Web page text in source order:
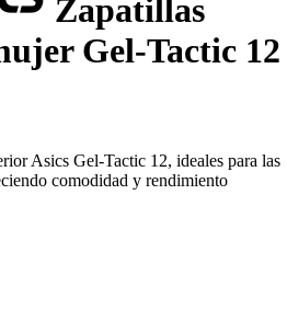
Zapatillas
Gel-Tactic 12
Asics Gel-Tactic 12, ideales para las
comodidad y rendimiento